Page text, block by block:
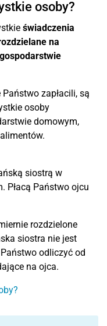
osoby?
świadczenia
na
zapłacili, są
osoby
domowym,
siostrą w
Płacą Państwo ojcu
rozdzielone
siostra nie jest
odliczyć od
na ojca.